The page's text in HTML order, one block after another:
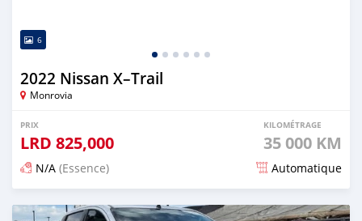
6
2022 Nissan X–Trail
Monrovia
PRIX
LRD 825,000
KILOMÉTRAGE
35 000 KM
N/A (Essence) Automatique
Publié il y a 3 mois